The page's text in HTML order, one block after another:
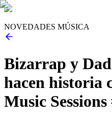
NOVEDADES MÚSICA
Bizarrap y
hacen historia
Music Sessions